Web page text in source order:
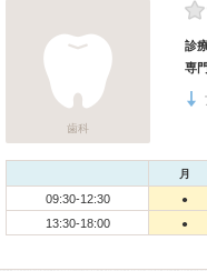
歯科
診
専
月
09:30-12:30 ●
13:30-18:00
●